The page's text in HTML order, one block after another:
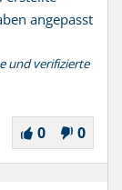
angepasst
und verifizierte
0 0